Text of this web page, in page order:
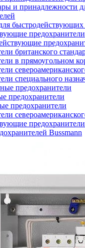
и принадлежности
быстродействующих
предохранители
британского
в прямоугольном
специального
предохранители
предохранители
предохранители
Bussmann